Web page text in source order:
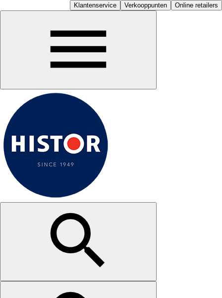
Klantenservice Verkooppunten Online retailers